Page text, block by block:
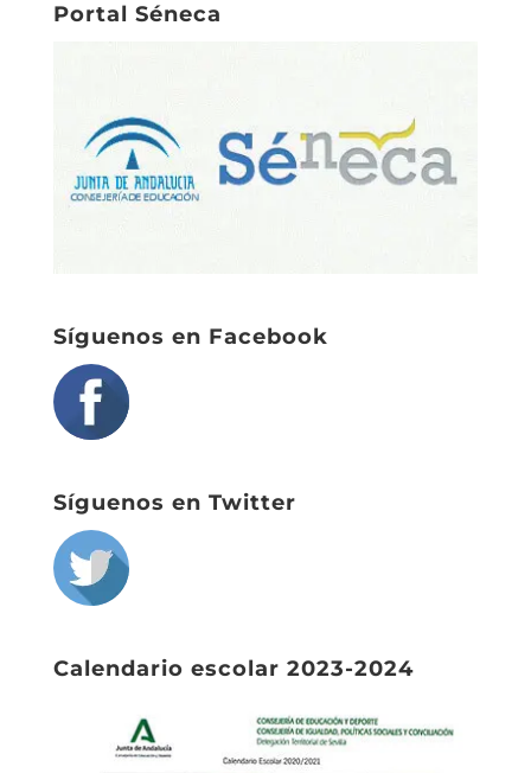
Portal Séneca
Síguenos en Facebook
Síguenos en Twitter
Calendario escolar 2023-2024